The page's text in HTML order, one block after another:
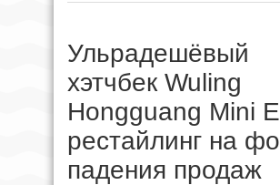
Ульрадешёвый
хэтчбек Wuling
Hongguang Mini
рестайлинг на
падения продаж